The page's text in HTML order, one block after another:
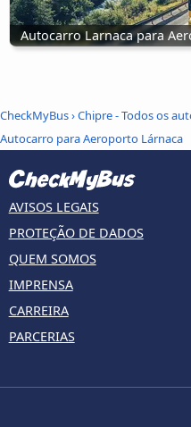
Autocarro Larnaca para
CheckMyBus›Chipre - Todos os
Autocarro para Aeroporto Lárnaca
AVISOS LEGAIS
PROTEÇÃO DE DADOS
QUEM SOMOS
IMPRENSA
CARREIRA
PARCERIAS